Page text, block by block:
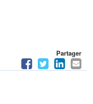
Partager